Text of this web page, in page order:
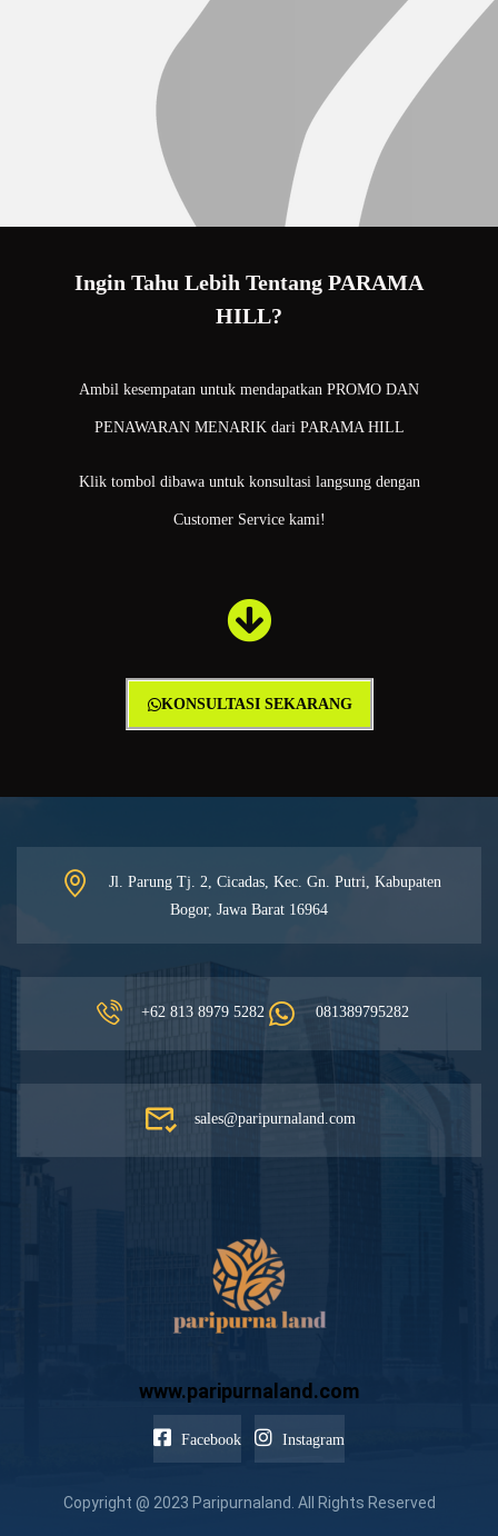
Ingin Tahu Lebih Tentang PARAMA
HILL?
Ambil kesempatan untuk mendapatkan PROMO DAN
PENAWARAN MENARIK dari PARAMA HILL
Klik tombol dibawa untuk konsultasi langsung dengan
Customer Service kami!
KONSULTASI SEKARANG
Jl. Parung Tj. 2, Cicadas, Kec. Gn. Putri, Kabupaten
Bogor, Jawa Barat 16964
+62 813 8979 5282 081389795282
sales@paripurnaland.com
www.paripurnaland.com
Facebook Instagram
Copyright @ 2023 Paripurnaland. All Rights Reserved